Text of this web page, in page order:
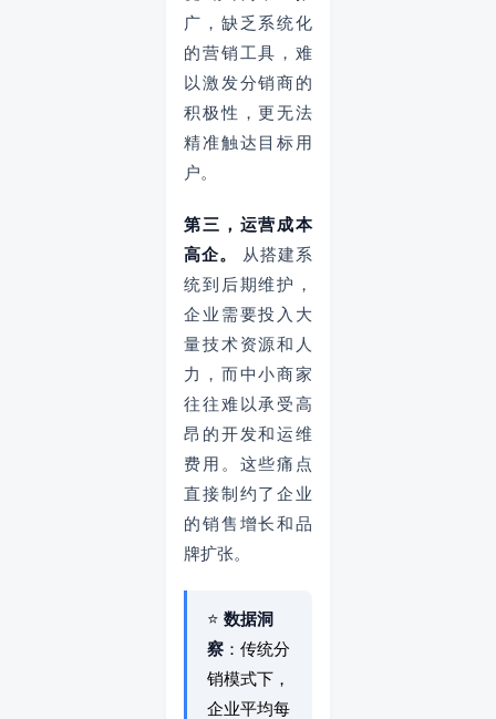
广，缺乏系统化
的营销工具，难
以激发分销商的
积极性，更无法
精准触达目标用
户。
第三，运营成本
高企。
从搭建系
统到后期维护，
企业需要投入大
量技术资源和人
力，而中小商家
往往难以承受高
昂的开发和运维
费用。这些痛点
直接制约了企业
的销售增长和品
牌扩张。
⭐ 数据洞
察 ：传统分
销模式下，
企业平均每